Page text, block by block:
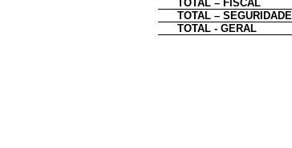
TOTAL – FISCAL
TOTAL – SEGURIDADE
TOTAL - GERAL